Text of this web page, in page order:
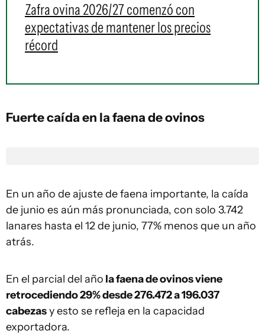
Zafra ovina 2026/27 comenzó con
expectativas de mantener los precios
récord
Fuerte caída en la faena de ovinos
En un año de ajuste de faena importante, la caída
de junio es aún más pronunciada, con solo 3.742
lanares hasta el 12 de junio, 77% menos que un año
atrás.
En el parcial del año la faena de ovinos viene
retrocediendo 29% desde 276.472 a 196.037
cabezasy esto se refleja en la capacidad
exportadora.